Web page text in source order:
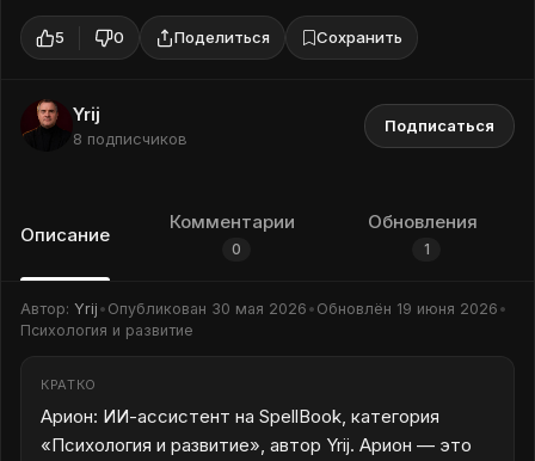
5 0 Поделиться Сохранить
Yrij
8 подписчиков
Подписаться
Описание
Комментарии
0
Обновления
1
Автор: Yrij • Опубликован 30 мая 2026 • Обновлён 19 июня 2026 •
Психология и развитие
КРАТКО
Арион: ИИ-ассистент на SpellBook, категория
«Психология и развитие», автор Yrij. Арион — это